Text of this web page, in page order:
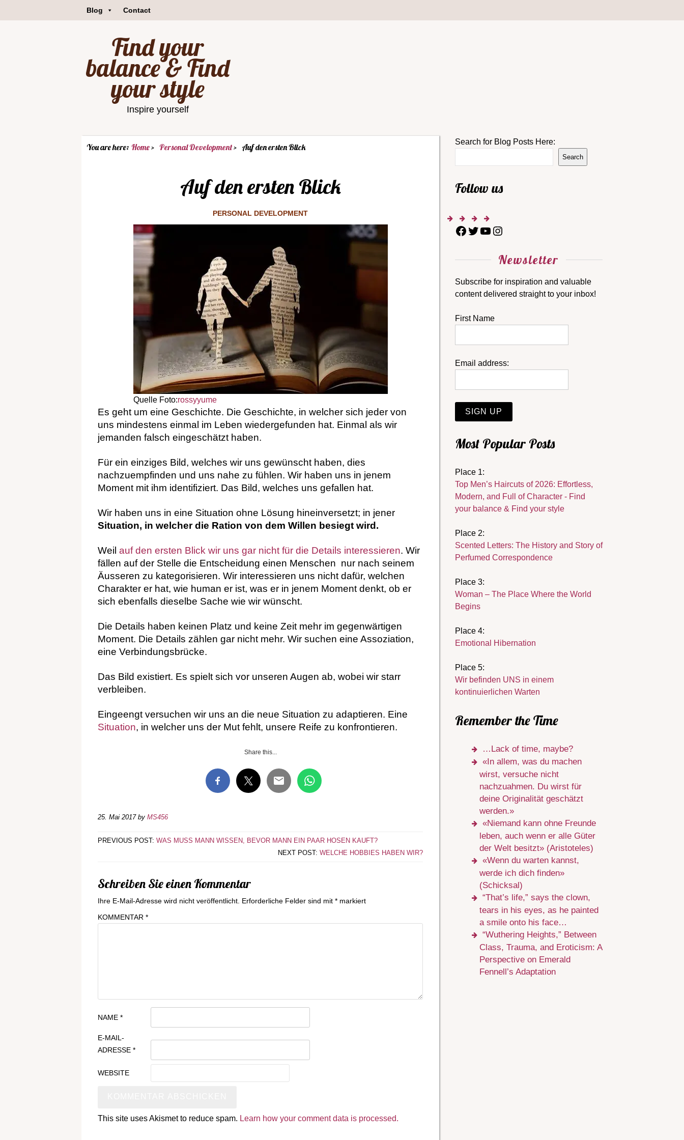
Blog Contact
Find your
balance & Find
your style
Inspire yourself
You are here: Home Personal Development Auf den ersten Blick
Auf den ersten Blick
PERSONAL DEVELOPMENT
Quelle Foto:rossyyume
Es geht um eine Geschichte. Die Geschichte, in welcher sich jeder von
uns mindestens einmal im Leben wiedergefunden hat. Einmal als wir
jemanden falsch eingeschätzt haben.
Für ein einziges Bild, welches wir uns gewünscht haben, dies
nachzuempfinden und uns nahe zu fühlen. Wir haben uns in jenem
Moment mit ihm identifiziert. Das Bild, welches uns gefallen hat.
Wir haben uns in eine Situation ohne Lösung hineinversetzt; in jener
Situation, in welcher die Ration von dem Willen besiegt wird.
Weil auf den ersten Blick wir uns gar nicht für die Details interessieren. Wir
fällen auf der Stelle die Entscheidung einen Menschen nur nach seinem
Äusseren zu kategorisieren. Wir interessieren uns nicht dafür, welchen
Charakter er hat, wie human er ist, was er in jenem Moment denkt, ob er
sich ebenfalls dieselbe Sache wie wir wünscht.
Die Details haben keinen Platz und keine Zeit mehr im gegenwärtigen
Moment. Die Details zählen gar nicht mehr. Wir suchen eine Assoziation,
eine Verbindungsbrücke.
Das Bild existiert. Es spielt sich vor unseren Augen ab, wobei wir starr
verbleiben.
Eingeengt versuchen wir uns an die neue Situation zu adaptieren. Eine
Situation, in welcher uns der Mut fehlt, unsere Reife zu konfrontieren.
Share this...
25. Mai 2017by MS456
PREVIOUS POST: WAS MUSS MANN WISSEN, BEVOR MANN EIN PAAR HOSEN KAUFT?
NEXT POST:WELCHE HOBBIES HABEN WIR?
Schreiben Sie einen Kommentar
Ihre E-Mail-Adresse wird nicht veröffentlicht. Erforderliche Felder sind mit * markiert
KOMMENTAR *
NAME *
E-MAIL-
ADRESSE *
WEBSITE
This site uses Akismet to reduce spam. Learn how your comment data is processed.
Search for Blog Posts Here:
Search
Follow us
Newsletter
Subscribe for inspiration and valuable
content delivered straight to your inbox!
First Name
Email address:
Most Popular Posts
Place 1:
Top Men’s Haircuts of 2026: Effortless,
Modern, and Full of Character - Find
your balance & Find your style
Place 2:
Scented Letters: The History and Story of
Perfumed Correspondence
Place 3:
Woman – The Place Where the World
Begins
Place 4:
Emotional Hibernation
Place 5:
Wir befinden UNS in einem
kontinuierlichen Warten
Remember the Time
…Lack of time, maybe?
«In allem, was du machen
wirst, versuche nicht
nachzuahmen. Du wirst für
deine Originalität geschätzt
werden.»
«Niemand kann ohne Freunde
leben, auch wenn er alle Güter
der Welt besitzt» (Aristoteles)
«Wenn du warten kannst,
werde ich dich finden»
(Schicksal)
“That’s life,” says the clown,
tears in his eyes, as he painted
a smile onto his face…
“Wuthering Heights,” Between
Class, Trauma, and Eroticism: A
Perspective on Emerald
Fennell’s Adaptation